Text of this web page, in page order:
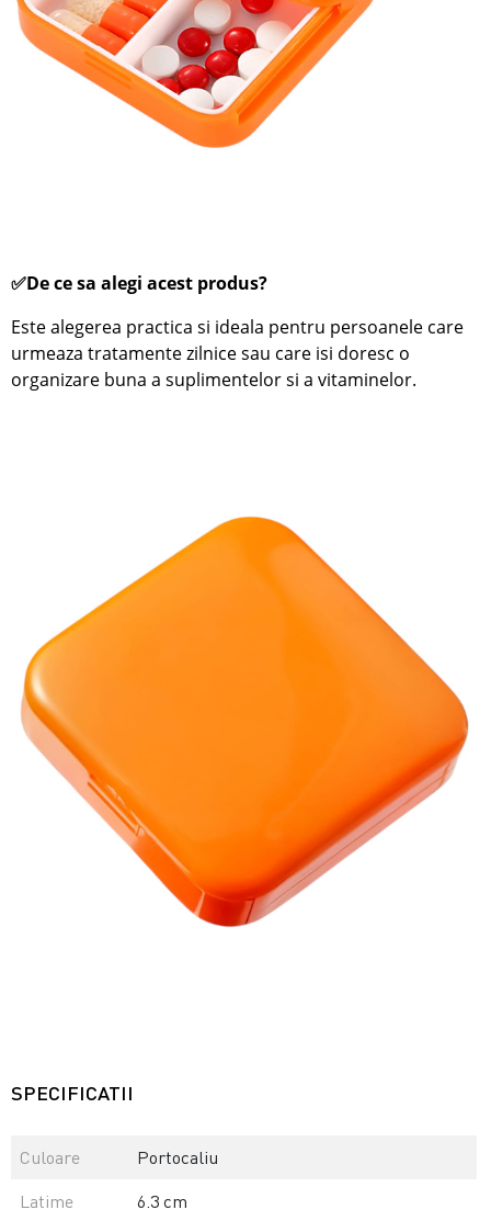
✅De ce sa alegi acest produs?
Este alegerea practica si ideala pentru persoanele care
urmeaza tratamente zilnice sau care isi doresc o
organizare buna a suplimentelor si a vitaminelor.
SPECIFICATII
Culoare
Portocaliu
Latime
6.3 cm